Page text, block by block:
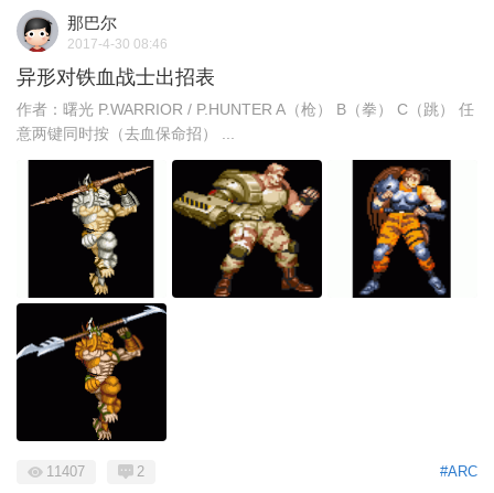
那巴尔
2017-4-30 08:46
异形对铁血战士出招表
作者：曙光 P.WARRIOR / P.HUNTER A（枪） B（拳） C（跳） 任
意两键同时按（去血保命招） ...
#ARC
11407 2